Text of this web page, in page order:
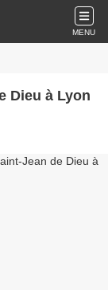
MENU
Dieu à Lyon